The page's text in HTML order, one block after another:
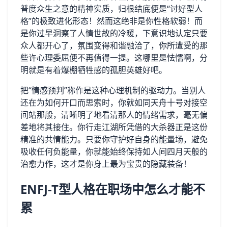
普度众生之意的精神实质，归根结底便是“讨好型人
格”的极致进化形态！然而这绝非是你性格软弱！而
是你过早洞察了人情世故的冷暖，下意识地认定只要
众人都开心了，氛围变得和谐融洽了，你所遭受的那
些许心理委屈便不再值得一提。这哪里是怯懦啊，分
明就是有着爆棚牺牲感的孤胆英雄好吧。
把“情感预判”称作是这种心理机制的驱动力。当别人
还在为如何开口而思索时，你就如同天舟十号对接空
间站那般，清晰明了地看清那人的情绪需求，毫无偏
差地将其接住。你行走江湖所凭借的大杀器正是这份
精准的共情能力。只要你守护好自身的能量场，避免
吸收任何负能量，你就能始终保持如人间四月天般的
治愈力作，这才是你身上最为宝贵的隐藏装备！
ENFJ-T型人格在职场中怎么才能不
累